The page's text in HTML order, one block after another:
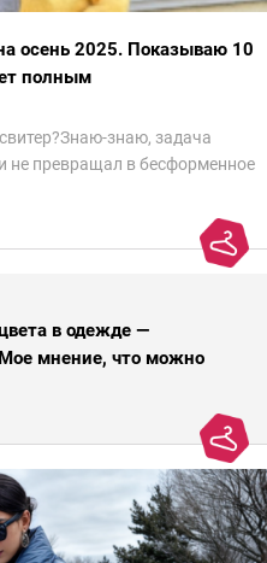
осень 2025. Показываю 10
полным
знаю, задача
не превращал в бесформенное
в одежде —
мнение, что можно